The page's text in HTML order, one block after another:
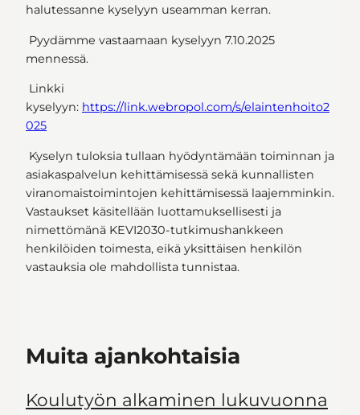
halutessanne kyselyyn useamman kerran.
Pyydämme vastaamaan kyselyyn 7.10.2025
mennessä.
Linkki
kyselyyn: https://link.webropol.com/s/elaintenhoito2
025
Kyselyn tuloksia tullaan hyödyntämään toiminnan ja
asiakaspalvelun kehittämisessä sekä kunnallisten
viranomaistoimintojen kehittämisessä laajemminkin.
Vastaukset käsitellään luottamuksellisesti ja
nimettömänä KEVI2030-tutkimushankkeen
henkilöiden toimesta, eikä yksittäisen henkilön
vastauksia ole mahdollista tunnistaa.
Muita ajankohtaisia
Koulutyön alkaminen lukuvuonna